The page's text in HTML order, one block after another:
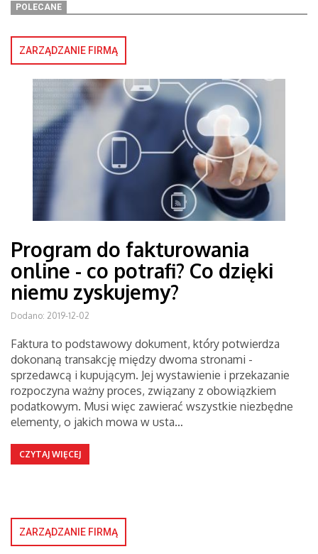
POLECANE
ZARZĄDZANIE FIRMĄ
Program do fakturowania
online - co potrafi? Co dzięki
niemu zyskujemy?
Dodano: 2019-12-02
Faktura to podstawowy dokument, który potwierdza
dokonaną transakcję między dwoma stronami -
sprzedawcą i kupującym. Jej wystawienie i przekazanie
rozpoczyna ważny proces, związany z obowiązkiem
podatkowym. Musi więc zawierać wszystkie niezbędne
elementy, o jakich mowa w usta…
CZYTAJ WIĘCEJ
ZARZĄDZANIE FIRMĄ